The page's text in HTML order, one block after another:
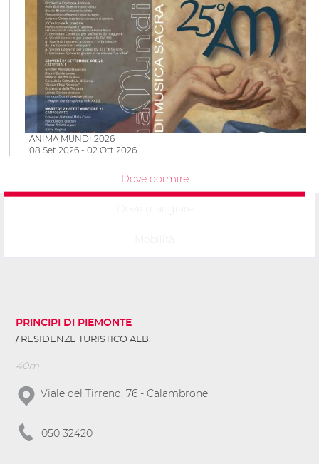
ANIMA MUNDI 2026
08 Set 2026 - 02 Ott 2026
Dove dormire
PRINCIPI DI PIEMONTE
RESIDENZE TURISTICO ALB.
40m
Viale del Tirreno, 76 - Calambrone
050 32420